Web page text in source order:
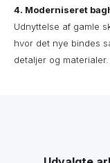
4. Moderniseret
Udnyttelse af gamle
hvor det nye bindes
detaljer og materialer.